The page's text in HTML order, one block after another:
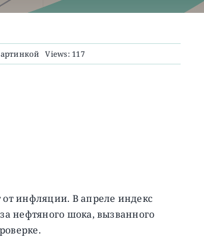
Views: 117
инфляции. В апреле индекс
нефтяного шока, вызванного